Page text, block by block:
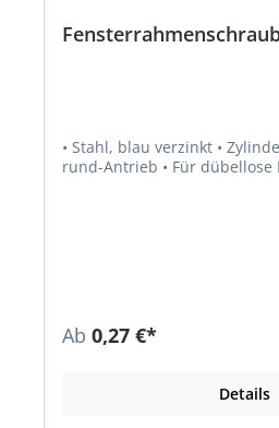
• Stahl, blau verzinkt • Zylinderkopf mit Innen-6-
rund-Antrieb • Für
Ab 0,27 €*
Details